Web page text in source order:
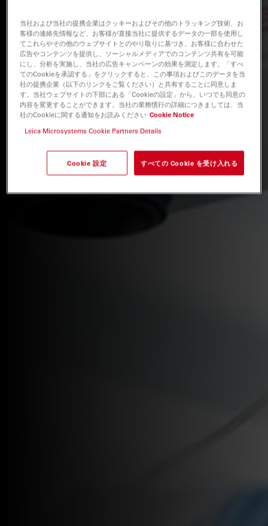
当社および当社の提携企業はクッキーおよびその他のトラッキング技術、お
客様の連絡先情報など、お客様が直接当社に提供するデータの一部を使用し
てこれらやその他のウェブサイトとのやり取りに基づき、お客様に合わせた
広告やコンテンツを提供し、ソーシャルメディアでのコンテンツ共有を可能
にし、分析を実施し、当社の広告キャンペーンの効果を測定します。「すべ
てのCookieを承認する」をクリックすると、この事項およびこのデータを当
社の提携企業（以下のリンクをご覧ください）と共有することに同意しま
す。当社ウェブサイトの下部にある「Cookieの設定」から、いつでも同意の
内容を変更することができます。当社の業務慣行の詳細につきましては、当
社のCookieに関する通知をお読みください Cookie Notice
Leica Microsystems Cookie Partners Details
Cookie 設定 すべての Cookie を受け入れる